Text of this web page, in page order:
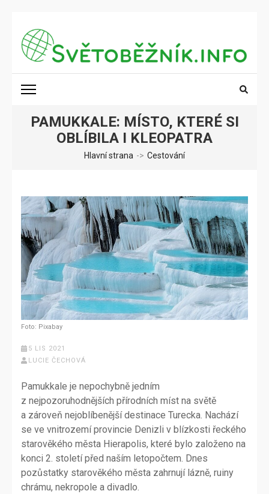
obsah
(stiskněte
Enter)
SVĚTOBĚŽNÍK.INFO
PAMUKKALE: MÍSTO, KTERÉ SI
OBLÍBILA I KLEOPATRA
Hlavní strana -> Cestování
Foto: Pixabay
5 LIS 2021
LUCIE ČECHOVÁ
Pamukkale je nepochybně jedním
z nejpozoruhodnějších přírodních míst na světě
a zároveň nejoblíbenější destinace Turecka. Nachází
se ve vnitrozemí provincie Denizli v blízkosti řeckého
starověkého města Hierapolis, které bylo založeno na
konci 2. století před naším letopočtem. Dnes
pozůstatky starověkého města zahrnují lázně, ruiny
chrámu, nekropole a divadlo.